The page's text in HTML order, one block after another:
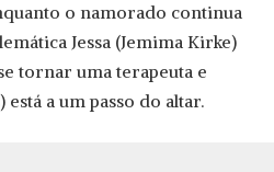
o namorado continua
Jessa (Jemima Kirke)
tornar uma terapeuta e
a um passo do altar.